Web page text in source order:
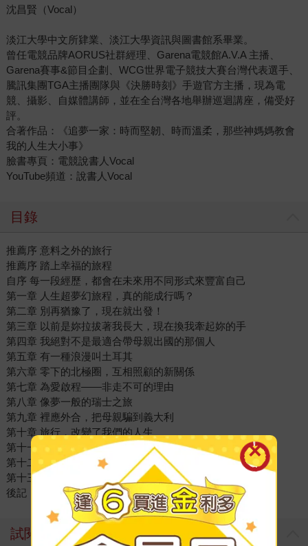
沈昌賢（Vocal）
淡江大學中文所肄業、淡江大學資訊與圖書館系畢業。
曾任電競品牌AORUS社群經理、Garena電競館A.V.A 主播、
Garena賽事&節目企劃、WCG世界電子競技大賽台灣代表選手、
騰訊集團TGA主播團隊與《決勝時刻》手遊官方主播，現為電
競、攝影、自媒體講師，並在全台灣各地舉辦巡迴講座，備受好
評。
合著作品：《追夢一家：時而堅韌、時而溫柔，那些神媽媽教會
我的人生大小事》
臉書專頁：電競說書人Vocal
YouTube頻道：說書人Vocal
目錄
推薦序 意料之外的旅行
推薦序 踏上幸福的旅程
自序 每一段經歷，都會在未來用不同形式來豐富自己
第一章 人生超夢幻旅程，真的能成行嗎？
第二章 別再猶豫了，現在就出發！
第三章 以前是妳拉拔著我長大，現在換我牽起妳的手
第四章 我絕對不是最適合帶母親出國的那個人
第五章 有一種浪漫叫土耳其
第六章 零下的北極圈，互相照顧的新關係
第七章 為愛啟程——非走不可的理由
第八章 像夢一般的瑞士之旅
第九章 裡應外合，把母親騙到義大利
第十章 旅行，改變了我們的人生
第十一章 家人的意義
第十二章 愈老愈懂玩，愈要重視玩
第十三章 世代價值觀落差大，怎麼一起旅行？
後記
試閱